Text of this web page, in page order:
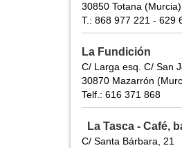
30850 Totana (Murcia)
T.: 868 977 221 - 629
La Fundición
C/ Larga esq. C/ San
30870 Mazarrón
Telf.: 616 371 868
La Tasca - Café,
C/ Santa Bárbara, 21